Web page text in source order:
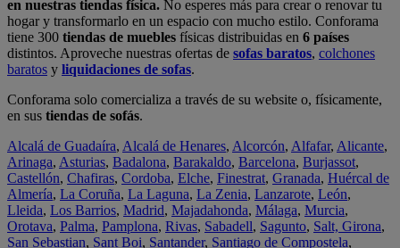
en nuestras tiendas física. No esperes más para crear o renovar tu
hogar y transformarlo en un espacio con mucho estilo. Conforama
tiene 300 tiendas de muebles físicas distribuidas en 6 países
distintos. Aproveche nuestras ofertas de sofas baratos, colchones
baratos y liquidaciones de sofas.
Conforama solo comercializa a través de su website o, físicamente,
en sus tiendas de sofás.
Alcalá de Guadaíra, Alcalá de Henares, Alcorcón, Alfafar, Alicante,
Arinaga, Asturias, Badalona, Barakaldo, Barcelona, Burjassot,
Castellón, Chafiras, Cordoba, Elche, Finestrat, Granada, Huércal de
Almería, La Coruña, La Laguna, La Zenia, Lanzarote, León,
Lleida, Los Barrios, Madrid, Majadahonda, Málaga, Murcia,
Orotava, Palma, Pamplona, Rivas, Sabadell, Sagunto, Salt, Girona,
San Sebastian, Sant Boi, Santander, Santiago de Compostela,